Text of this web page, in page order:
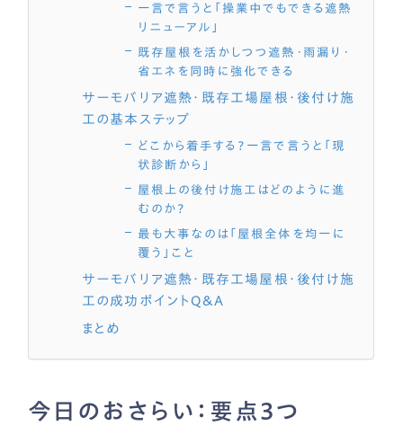
一言で言うと「操業中でもできる遮熱
リニューアル」
既存屋根を活かしつつ遮熱・雨漏り・
省エネを同時に強化できる
サーモバリア遮熱・既存工場屋根・後付け施
工の基本ステップ
どこから着手する？一言で言うと「現
状診断から」
屋根上の後付け施工はどのように進
むのか？
最も大事なのは「屋根全体を均一に
覆う」こと
サーモバリア遮熱・既存工場屋根・後付け施
工の成功ポイントQ&A
まとめ
今日のおさらい：要点3つ